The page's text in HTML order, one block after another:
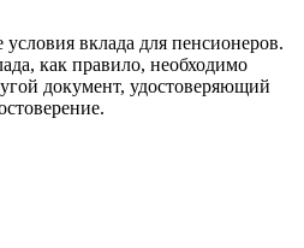
вклада для пенсионеров.
как правило, необходимо
документ, удостоверяющий